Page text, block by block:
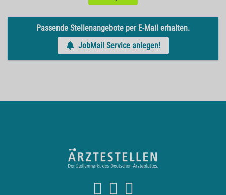
Passende Stellenangebote per E-Mail erhalten.
JobMail Service anlegen!